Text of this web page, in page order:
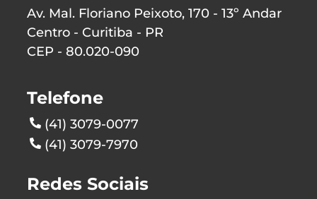
Av. Mal. Floriano Peixoto, 170 - 13º Andar
Centro - Curitiba - PR
CEP - 80.020-090
Telefone
(41) 3079-0077
(41) 3079-7970
Redes Sociais